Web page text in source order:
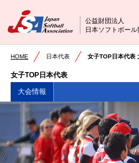
公益財団法人
日本ソフトボール
HOME 日本代表 女子TOP日本代表
女子TOP日本代表
大会情報